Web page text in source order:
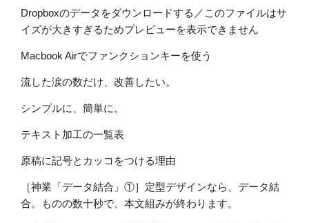
Dropboxのデータをダウンロードする／このファイルはサ
イズが大きすぎるためプレビューを表示できません
Macbook Airでファンクションキーを使う
流した涙の数だけ、改善したい。
シンプルに、簡単に。
テキスト加工の一覧表
原稿に記号とカッコをつける理由
［神業「データ結合」①］定型デザインなら、データ結
合。ものの数十秒で、本文組みが終わります。